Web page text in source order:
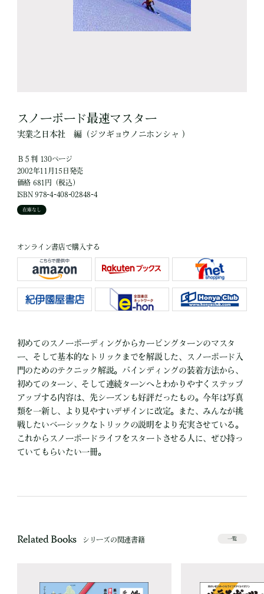
スノーボード最速マスター
実業之日本社 編（ジツギョウノニホンシャ ）
Ｂ５判 130ページ
2002年11月15日発売
価格 681円（税込）
ISBN 978-4-408-02848-4
在庫なし
オンライン書店で購入する
初めてのスノーボーディングからカービングターンのマスタ
ー、そして基本的なトリックまでを解説した、スノーボード入
門のためのテクニック解説。バインディングの装着方法から、
初めてのターン、そして連続ターンへとわかりやすくステップ
アップする内容は、先シーズンも好評だったもの。今年は写真
類を一新し、より見やすいデザインに改定。また、みんなが挑
戦したいベーシックなトリックの説明をより充実させている。
これからスノーボードライフをスタートさせる人に、ぜひ持っ
ていてもらいたい一冊。
Related Books シリーズの関連書籍 一覧